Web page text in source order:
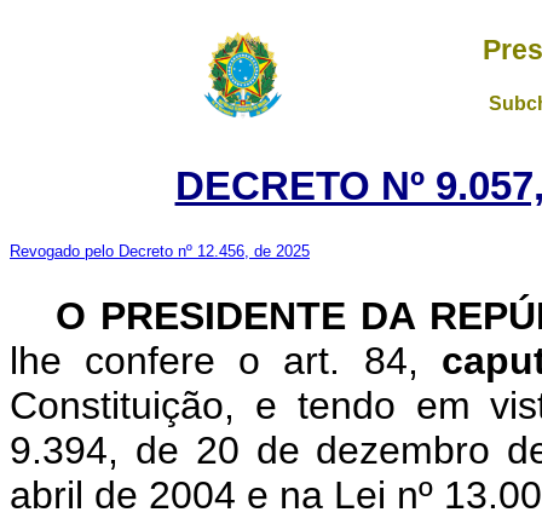
DECRETO Nº
Revogado pelo Decreto nº 12.456, de 2025
O PRESIDENTE DA
lhe confere o art. 84,
Constituição, e tendo em
9.394, de 20 de dezembro
abril de 2004 e na Lei nº